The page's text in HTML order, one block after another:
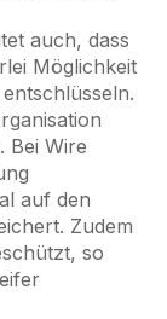
auch, dass
Möglichkeit
Bei Wire
auf den
Zudem
so